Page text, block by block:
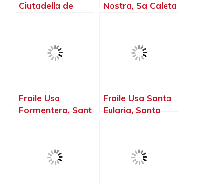
Ciutadella de
Nostra, Sa Caleta
Fraile Usa
Formentera, Sant
Fraile Usa Santa
Eularia, Santa